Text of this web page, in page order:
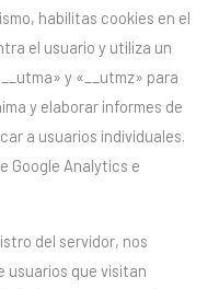
habilitas cookies en el
el usuario y utiliza un
y «__utmz» para
y elaborar informes de
a usuarios individuales.
Google Analytics e
del servidor, nos
usuarios que visitan